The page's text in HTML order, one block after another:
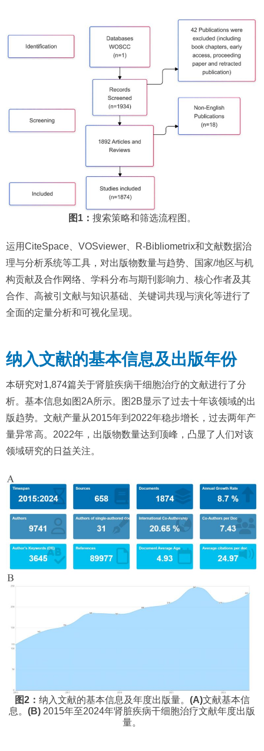
图1： 搜索策略和筛选流程图。
运用CiteSpace、VOSviewer、R-Bibliometrix和文献数据治
理与分析系统等工具，对出版物数量与趋势、国家/地区与机
构贡献及合作网络、学科分布与期刊影响力、核心作者及其
合作、高被引文献与知识基础、关键词共现与演化等进行了
全面的定量分析和可视化呈现。
纳入文献的基本信息及出版年份
本研究对1,874篇关于肾脏疾病干细胞治疗的文献进行了分
析。基本信息如图2A所示。图2B显示了过去十年该领域的出
版趋势。文献产量从2015年到2022年稳步增长，过去两年产
量异常高。2022年，出版物数量达到顶峰，凸显了人们对该
领域研究的日益关注。
图2： 纳入文献的基本信息及年度出版量。 (A)文献基本信
息。 (B) 2015年至2024年肾脏疾病干细胞治疗文献年度出版
量。